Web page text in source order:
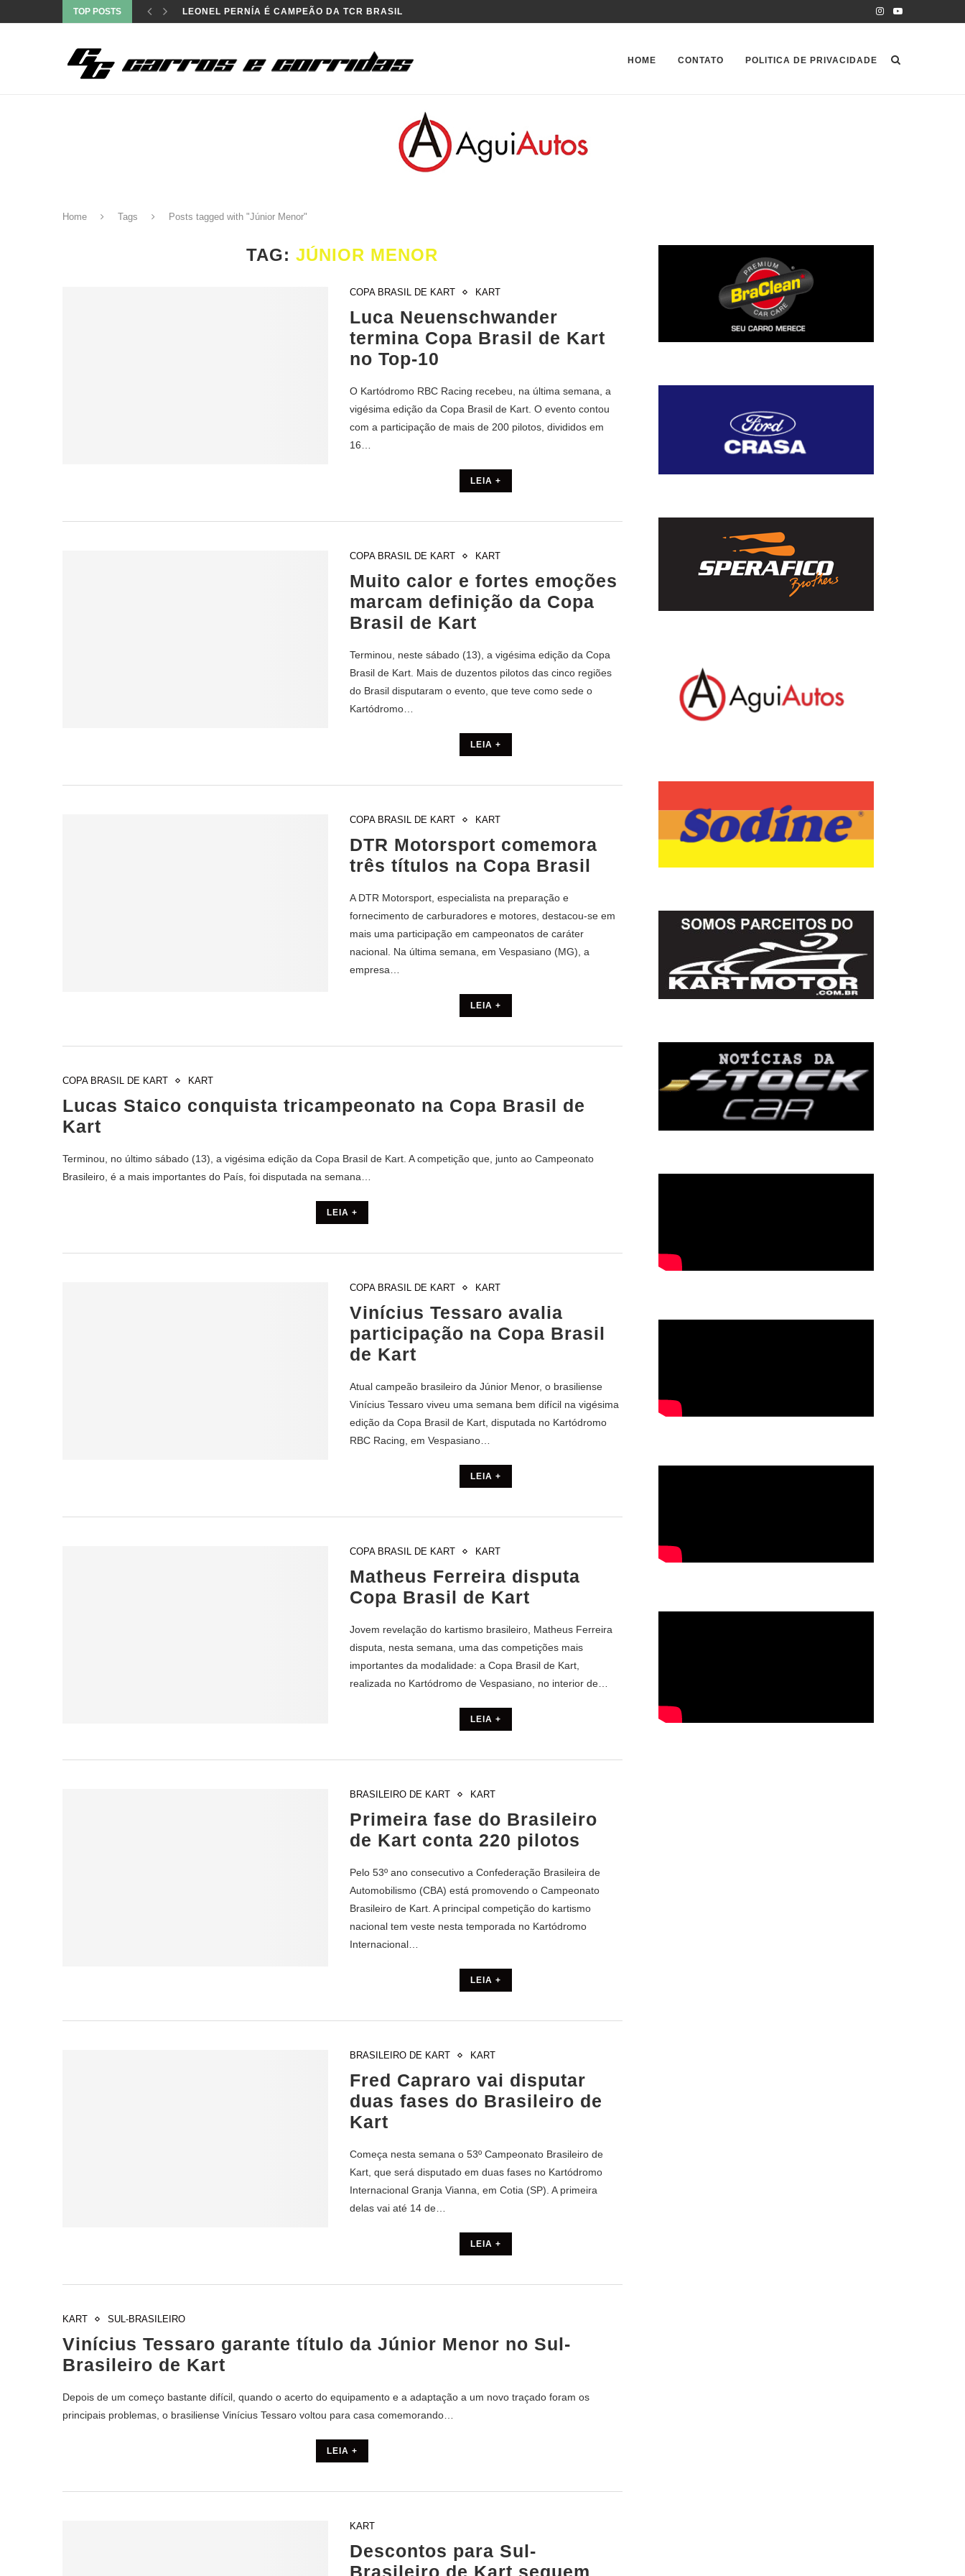
TOP POSTS FELIPE BAPTISTA VENCE NO VELOCITTA
HOME CONTATO POLITICA DE PRIVACIDADE
Home Tags Posts tagged with "Júnior Menor"
TAG:JÚNIOR MENOR
COPA BRASIL DE KART KART
Luca Neuenschwander
termina Copa Brasil de Kart
no Top-10
O Kartódromo RBC Racing recebeu, na última semana, a
vigésima edição da Copa Brasil de Kart. O evento contou
com a participação de mais de 200 pilotos, divididos em
16…
LEIA +
COPA BRASIL DE KART KART
Muito calor e fortes emoções
marcam definição da Copa
Brasil de Kart
Terminou, neste sábado (13), a vigésima edição da Copa
Brasil de Kart. Mais de duzentos pilotos das cinco regiões
do Brasil disputaram o evento, que teve como sede o
Kartódromo…
LEIA +
COPA BRASIL DE KART KART
DTR Motorsport comemora
três títulos na Copa Brasil
A DTR Motorsport, especialista na preparação e
fornecimento de carburadores e motores, destacou-se em
mais uma participação em campeonatos de caráter
nacional. Na última semana, em Vespasiano (MG), a
empresa…
LEIA +
COPA BRASIL DE KART KART
Lucas Staico conquista tricampeonato na Copa Brasil de
Kart
Terminou, no último sábado (13), a vigésima edição da Copa Brasil de Kart. A competição que, junto ao Campeonato
Brasileiro, é a mais importantes do País, foi disputada na semana…
LEIA +
COPA BRASIL DE KART KART
Vinícius Tessaro avalia
participação na Copa Brasil
de Kart
Atual campeão brasileiro da Júnior Menor, o brasiliense
Vinícius Tessaro viveu uma semana bem difícil na vigésima
edição da Copa Brasil de Kart, disputada no Kartódromo
RBC Racing, em Vespasiano…
LEIA +
COPA BRASIL DE KART KART
Matheus Ferreira disputa
Copa Brasil de Kart
Jovem revelação do kartismo brasileiro, Matheus Ferreira
disputa, nesta semana, uma das competições mais
importantes da modalidade: a Copa Brasil de Kart,
realizada no Kartódromo de Vespasiano, no interior de…
LEIA +
BRASILEIRO DE KART KART
Primeira fase do Brasileiro
de Kart conta 220 pilotos
Pelo 53º ano consecutivo a Confederação Brasileira de
Automobilismo (CBA) está promovendo o Campeonato
Brasileiro de Kart. A principal competição do kartismo
nacional tem veste nesta temporada no Kartódromo
Internacional…
LEIA +
BRASILEIRO DE KART KART
Fred Capraro vai disputar
duas fases do Brasileiro de
Kart
Começa nesta semana o 53º Campeonato Brasileiro de
Kart, que será disputado em duas fases no Kartódromo
Internacional Granja Vianna, em Cotia (SP). A primeira
delas vai até 14 de…
LEIA +
KART SUL-BRASILEIRO
Vinícius Tessaro garante título da Júnior Menor no Sul-
Brasileiro de Kart
Depois de um começo bastante difícil, quando o acerto do equipamento e a adaptação a um novo traçado foram os
principais problemas, o brasiliense Vinícius Tessaro voltou para casa comemorando…
LEIA +
KART
Descontos para Sul-
Brasileiro de Kart seguem